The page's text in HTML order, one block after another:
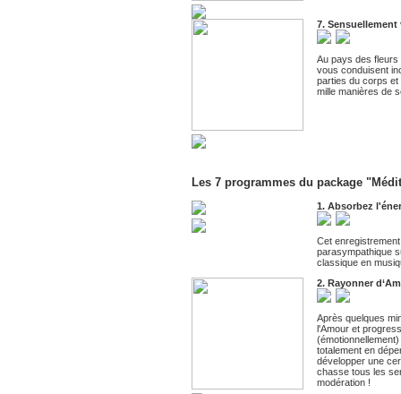
7. Sensuellement
Au pays des fleurs
vous conduisent
parties du corps et
mille manières de
Les 7 programmes du package
1. Absorbez
Cet
parasympathique
classique en
2. Rayonner
Après quelques
l'Amour et
totalement en
développer une
chasse tous les
modération !